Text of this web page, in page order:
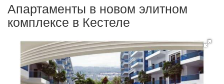
Апартаменты в новом элитном
комплексе в Кестеле